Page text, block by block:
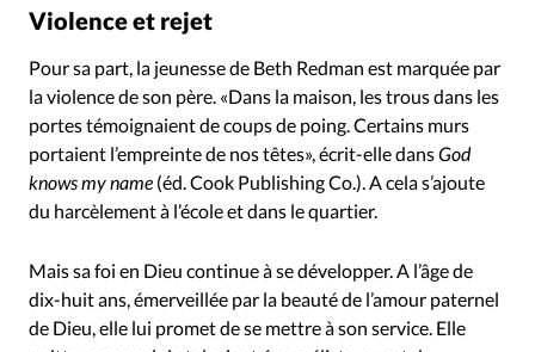
Violence et rejet
Pour sa part, la jeunesse de Beth Redman est marquée par
la violence de son père. «Dans la maison, les trous dans les
portes témoignaient de coups de poing. Certains murs
portaient l’empreinte de nos têtes», écrit-elle dansGod
knows my name (éd. Cook Publishing Co.). A cela s’ajoute
du harcèlement à l’école et dans le quartier.
Mais sa foi en Dieu continue à se développer. A l’âge de
dix-huit ans, émerveillée par la beauté de l’amour paternel
de Dieu, elle lui promet de se mettre à son service. Elle